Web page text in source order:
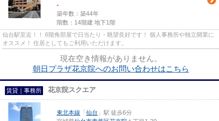
-
築年数：築44年
階数：14階建 地下1階
仙台駅至近！！ 6階角部屋で日当たり・眺望良好です！ 個人事務所や独立開業に
オススメ！ 住居としてもご利用いただけます。
現在空き情報がありません。
朝日プラザ花京院へのお問い合わせはこちら
賃貸｜事務所 花京院スクエア
東北本線 「 仙台 」駅 徒歩6分